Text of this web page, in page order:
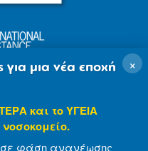
×
για μια νέα εποχή
και το ΥΓΕΙΑ
σε φάση ανανέωσης